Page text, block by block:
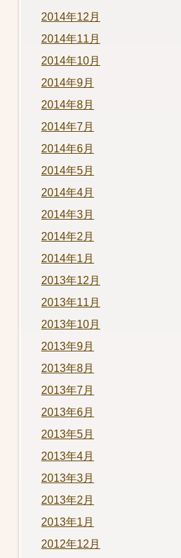
2014年12月
2014年11月
2014年10月
2014年9月
2014年8月
2014年7月
2014年6月
2014年5月
2014年4月
2014年3月
2014年2月
2014年1月
2013年12月
2013年11月
2013年10月
2013年9月
2013年8月
2013年7月
2013年6月
2013年5月
2013年4月
2013年3月
2013年2月
2013年1月
2012年12月